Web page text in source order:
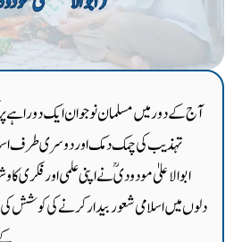
آج کے دور میں مسلمان نوجوان ایک
تہذیب کی چمک دمک اور دوسری طرف
ابوالاعلیٰ مودودیؒ نے اپنی علمی اور فکری
دلوں میں اسلامی شعور بیدار کرنے کی کوشش